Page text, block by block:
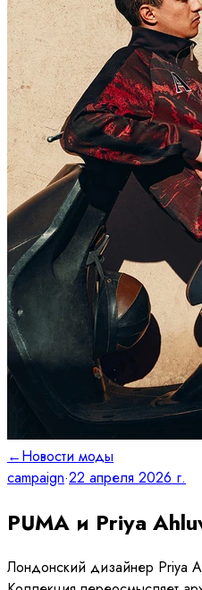
←Новости моды
campaign·22 апреля 2026 г.
PUMA и Priya
Лондонский дизайнер Priya